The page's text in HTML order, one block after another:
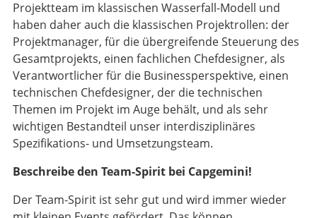
Projektteam im klassischen Wasserfall-Modell und
haben daher auch die klassischen Projektrollen: der
Projektmanager, für die übergreifende Steuerung des
Gesamtprojekts, einen fachlichen Chefdesigner, als
Verantwortlicher für die Businessperspektive, einen
technischen Chefdesigner, der die technischen
Themen im Projekt im Auge behält, und als sehr
wichtigen Bestandteil unser interdisziplinäres
Spezifikations- und Umsetzungsteam.
Beschreibe den Team-Spirit bei Capgemini!
Der Team-Spirit ist sehr gut und wird immer wieder